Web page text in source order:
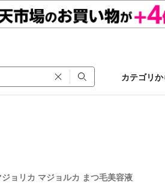
カテゴリ
ジョリカ マジョルカ まつ毛美容液